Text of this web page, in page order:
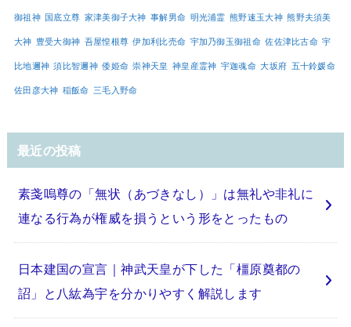
御祖神 国底立尊 家津美御子大神 事解男命 明光浦霊 熊野速玉大神 熊野夫須美
大神 豊受大御神 吾屋惶根尊 伊加利比売命 宇加乃御玉御祖命 佐佐津比古命 宇
比地邇神 須比智邇神 倭姫命 崇神天皇 神皇産霊神 宇迦魂命 大坂府 五十鈴媛命
佐田彦大神 稲飯命 三毛入野命
最近の投稿
素戔嗚尊の「無状（あづきなし）」は無礼や非礼に
連なる行為が権威を損うという形をとったもの
日本建国の宣言｜神武天皇が下した「橿原奠都の
詔」と八紘為宇を分かりやすく解説します